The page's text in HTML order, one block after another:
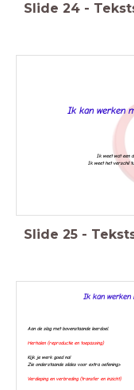
Slide 24 -
Ik kan werken
Ik weet wat een
Ik weet het verschil
Slide 25 -
Ik kan werken
Aan de slag met bovenstaande leerdoel.
Herhalen (reproductie en toepassing)
Kijk je werk goed na!
Zie onderstaande slides voor extra oefening>
Verdieping en verbreding (transfer en inzicht)